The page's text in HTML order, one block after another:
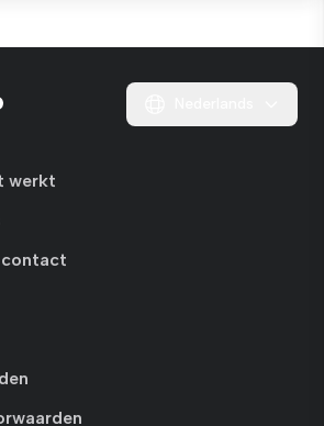
werkt
contact